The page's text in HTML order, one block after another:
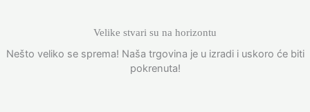
Velike stvari su na horizontu
Nešto veliko se sprema! Naša trgovina je u izradi i uskoro će biti
pokrenuta!